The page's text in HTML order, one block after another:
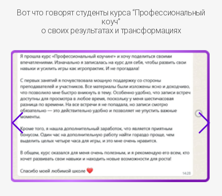
Вот что говорят студенты курса “Профессиональный
коуч”
о своих результатах и трансформациях